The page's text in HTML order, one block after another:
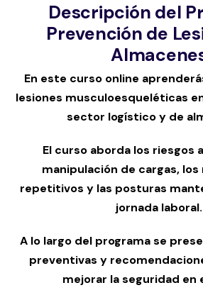
Descripción del
Prevención de
En este curso online
lesiones musculoesqueléticas
sector logístico y de
El curso aborda los riesgos
manipulación de cargas,
repetitivos y las posturas
jornada laboral.
A lo largo del programa se
preventivas y
mejorar la seguridad en